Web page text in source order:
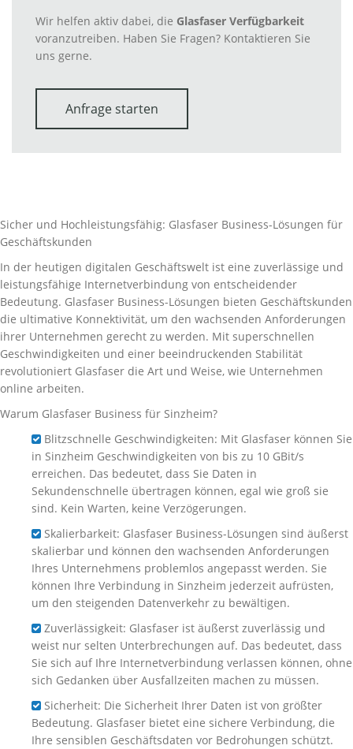
Wir helfen aktiv dabei, die Glasfaser Verfügbarkeit
voranzutreiben. Haben Sie Fragen? Kontaktieren Sie
uns gerne.
Anfrage starten
Sicher und Hochleistungsfähig: Glasfaser Business-Lösungen für
Geschäftskunden
In der heutigen digitalen Geschäftswelt ist eine zuverlässige und
leistungsfähige Internetverbindung von entscheidender
Bedeutung. Glasfaser Business-Lösungen bieten Geschäftskunden
die ultimative Konnektivität, um den wachsenden Anforderungen
ihrer Unternehmen gerecht zu werden. Mit superschnellen
Geschwindigkeiten und einer beeindruckenden Stabilität
revolutioniert Glasfaser die Art und Weise, wie Unternehmen
online arbeiten.
Warum Glasfaser Business für Sinzheim?
Blitzschnelle Geschwindigkeiten: Mit Glasfaser können Sie
in Sinzheim Geschwindigkeiten von bis zu 10 GBit/s
erreichen. Das bedeutet, dass Sie Daten in
Sekundenschnelle übertragen können, egal wie groß sie
sind. Kein Warten, keine Verzögerungen.
Skalierbarkeit: Glasfaser Business-Lösungen sind äußerst
skalierbar und können den wachsenden Anforderungen
Ihres Unternehmens problemlos angepasst werden. Sie
können Ihre Verbindung in Sinzheim jederzeit aufrüsten,
um den steigenden Datenverkehr zu bewältigen.
Zuverlässigkeit: Glasfaser ist äußerst zuverlässig und
weist nur selten Unterbrechungen auf. Das bedeutet, dass
Sie sich auf Ihre Internetverbindung verlassen können, ohne
sich Gedanken über Ausfallzeiten machen zu müssen.
Sicherheit: Die Sicherheit Ihrer Daten ist von größter
Bedeutung. Glasfaser bietet eine sichere Verbindung, die
Ihre sensiblen Geschäftsdaten vor Bedrohungen schützt.